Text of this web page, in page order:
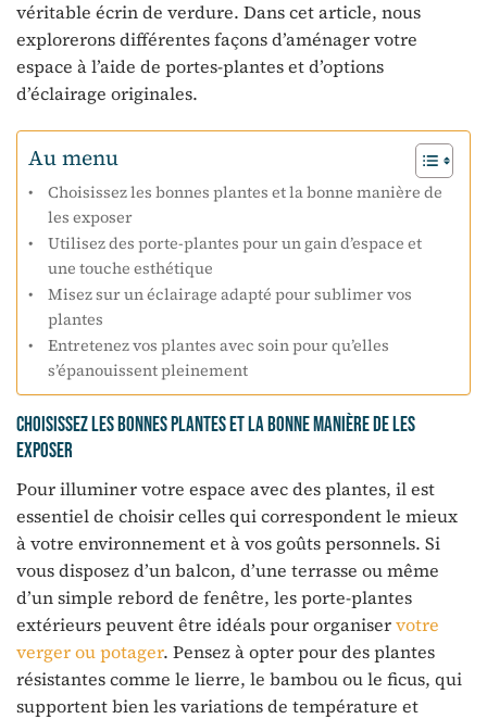
véritable écrin de verdure. Dans cet article, nous
explorerons différentes façons d’aménager votre
espace à l’aide de portes-plantes et d’options
d’éclairage originales.
Au menu
Choisissez les bonnes plantes et la bonne manière de
les exposer
Utilisez des porte-plantes pour un gain d’espace et
une touche esthétique
Misez sur un éclairage adapté pour sublimer vos
plantes
Entretenez vos plantes avec soin pour qu’elles
s’épanouissent pleinement
Choisissez les bonnes plantes et la bonne manière de les
exposer
Pour illuminer votre espace avec des plantes, il est
essentiel de choisir celles qui correspondent le mieux
à votre environnement et à vos goûts personnels. Si
vous disposez d’un balcon, d’une terrasse ou même
d’un simple rebord de fenêtre, les porte-plantes
extérieurs peuvent être idéals pour organiservotre
verger ou potager. Pensez à opter pour des plantes
résistantes comme le lierre, le bambou ou le ficus, qui
supportent bien les variations de température et